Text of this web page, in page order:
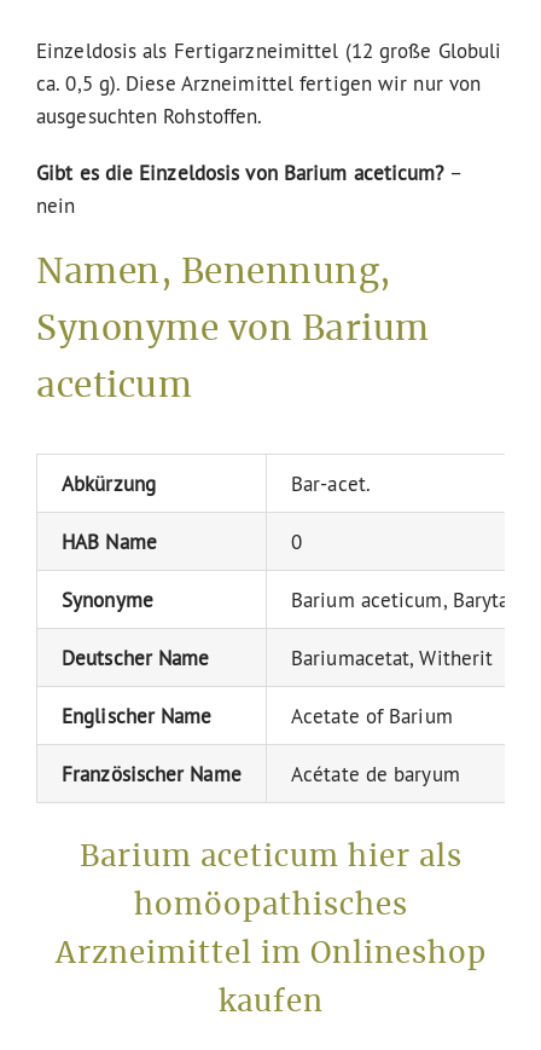
Einzeldosis als Fertigarzneimittel (12 große Globuli
ca. 0,5 g). Diese Arzneimittel fertigen wir nur von
ausgesuchten Rohstoffen.
Gibt es die Einzeldosis von Barium aceticum?–
nein
Namen, Benennung,
Synonyme von Barium
aceticum
Abkürzung Bar-acet.
HAB Name 0
Synonyme Barium aceticum, Baryta
Deutscher Name Bariumacetat, Witherit
Englischer Name Acetate of Barium
Französischer Name Acétate de baryum
Barium aceticum hier als
homöopathisches
Arzneimittel im Onlineshop
kaufen